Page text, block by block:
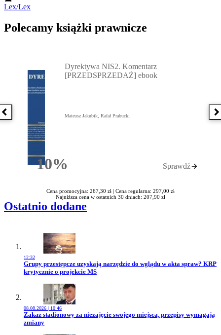
Lex/Lex
Polecamy książki prawnicze
Poprzednia książka
10%Rabatu
Dyrektywa NIS2. Komentarz
[PRZEDSPRZEDAŻ] ebook
Mateusz Jakubik, Rafał Prabucki
Sprawdź
Cena promocyjna: 267,30 zł | Cena regularna: 297,00 zł
Najniższa cena w ostatnich 30 dniach: 207,90 zł
Ostatnio dodane
12:32
Przejdź do artykułu:
Grupy przestępcze uzyskają narzędzie do wglądu w akta spraw? KRP
krytycznie o projekcie MS
08.08.2026 | 10:46
Przejdź do artykułu:
Zakaz stadionowy za niezajęcie swojego miejsca, przepisy wymagają
zmiany